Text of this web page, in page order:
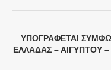
YΠΟΓΡΆΦΕΤΑΙ
ΕΛΛΆΔΑΣ – ΑΙΓΎΠΤΟΥ